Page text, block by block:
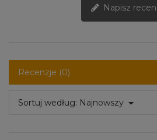
Napisz
Recenzje (0)
Sortuj według: Najnowszy